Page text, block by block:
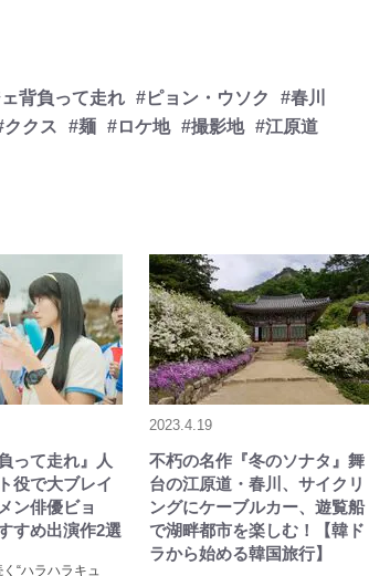
背負って走れ #ピョン・ウソク
#春川
ククス #麺 #ロケ地 #撮影地 #江原道
って走れ』人
役で大ブレイ
ン俳優ビョ
すめ出演作2選
く“ハラハラキュ
2023.4.19
不朽の名作『冬のソナタ』舞
台の江原道・春川、サイクリ
ングにケーブルカー、遊覧船
で湖畔都市を楽しむ！【韓ド
ラから始める韓国旅行】